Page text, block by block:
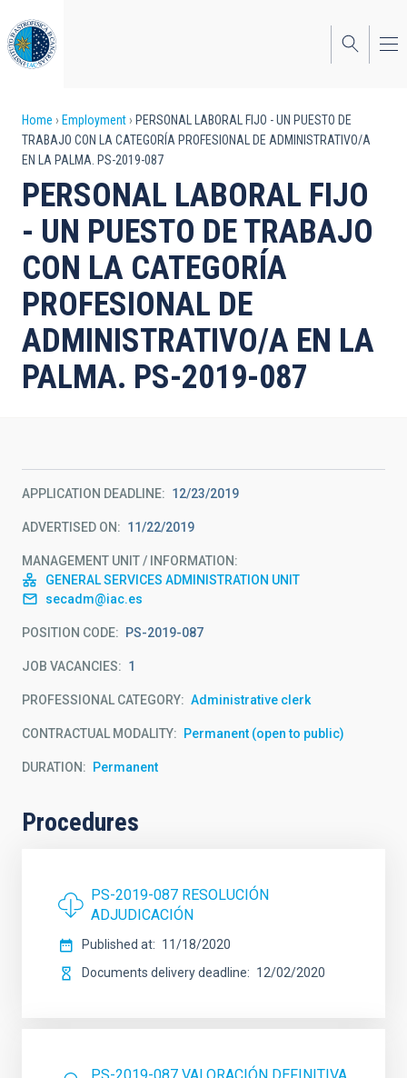
to
main
content
Breadcrumb
Home Employment
PERSONAL LABORAL FIJO - UN PUESTO DE
TRABAJO CON LA CATEGORÍA PROFESIONAL DE ADMINISTRATIVO/A
EN LA PALMA. PS-2019-087
PERSONAL LABORAL FIJO
- UN PUESTO DE TRABAJO
CON LA CATEGORÍA
PROFESIONAL DE
ADMINISTRATIVO/A EN LA
PALMA. PS-2019-087
APPLICATION DEADLINE 12/23/2019
ADVERTISED ON 11/22/2019
MANAGEMENT UNIT / INFORMATION
GENERAL SERVICES ADMINISTRATION UNIT
secadm@iac.es
POSITION CODE PS-2019-087
JOB VACANCIES 1
PROFESSIONAL CATEGORY Administrative clerk
CONTRACTUAL MODALITY Permanent (open to public)
DURATION Permanent
Procedures
PS-2019-087 RESOLUCIÓN
ADJUDICACIÓN
Published at
11/18/2020
Documents delivery deadline
12/02/2020